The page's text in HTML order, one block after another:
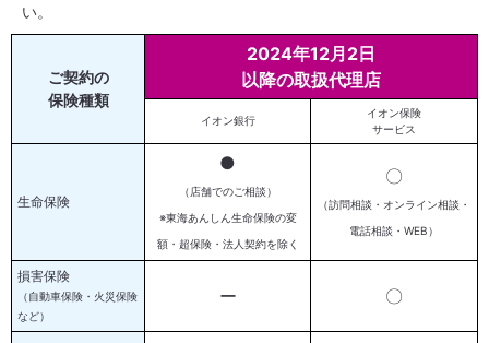
い。
ご契約の
保険種類
2024年12月2日
以降の取扱代理店
イオン銀行
イオン保険
サービス
生命保険
●
（店舗でのご相談）
※東海あんしん生命保険の変
額・超保険・法人契約を除く
〇
（訪問相談・オンライン相談・
電話相談・WEB）
損害保険
（自動車保険・火災保険
など）
ー 〇